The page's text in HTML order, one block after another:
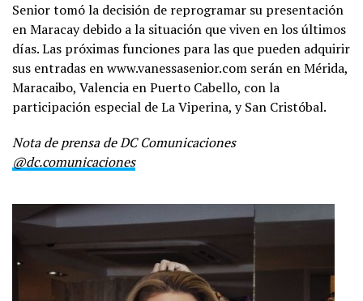
Senior tomó la decisión de reprogramar su presentación
en Maracay debido a la situación que viven en los últimos
días. Las próximas funciones para las que pueden adquirir
sus entradas en www.vanessasenior.com serán en Mérida,
Maracaibo, Valencia en Puerto Cabello, con la
participación especial de La Viperina, y San Cristóbal.
Nota de prensa de DC Comunicaciones
@dc.comunicaciones